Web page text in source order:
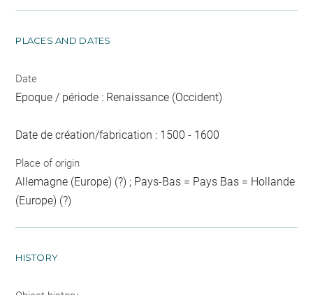
PLACES AND DATES
Date
Epoque / période : Renaissance (Occident)
Date de création/fabrication : 1500 - 1600
Place of origin
Allemagne (Europe) (?) ; Pays-Bas = Pays Bas = Hollande
(Europe) (?)
HISTORY